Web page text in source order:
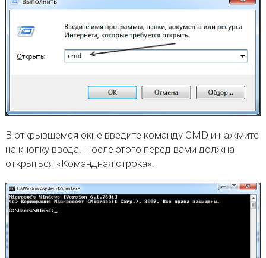
В открывшемся окне введите команду CMD и нажмите
на кнопку ввода. После этого перед вами должна
открыться «Командная строка».